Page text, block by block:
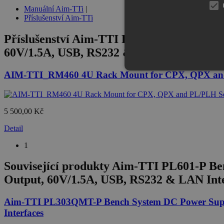
Manuální Aim-TTi |
Příslušenství Aim-TTi
Příslušenství Aim-TTI PL601-P Bench
60V/1.5A, USB, RS232 & LAN Interfaces
AIM-TTI_RM460 4U Rack Mount for CPX, QPX
5 500,00 Kč
Detail
1
Související produktyAim-TTI PL601-P
Output, 60V/1.5A, USB, RS232 & LAN
Aim-TTI PL303QMT-P Bench System DC Power
Interfaces